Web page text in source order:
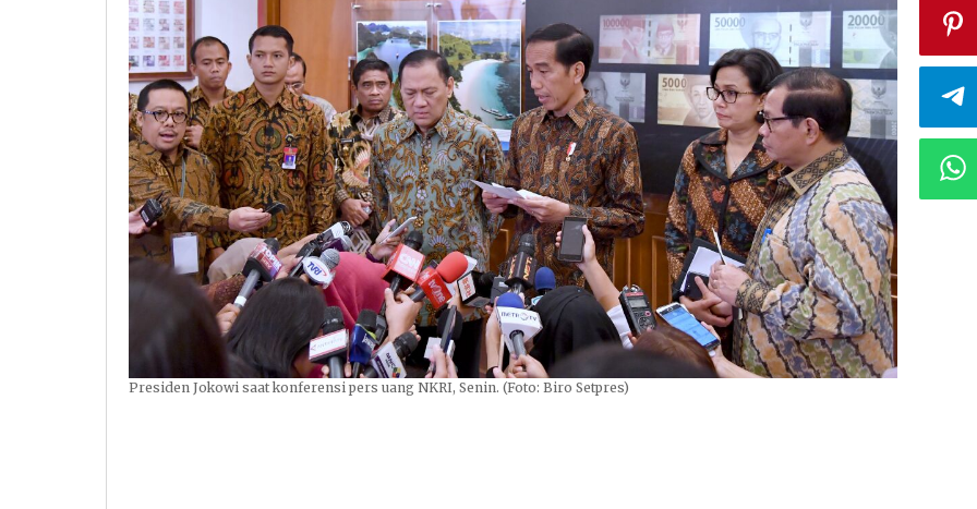
Presiden Jokowi saat konferensi pers uang NKRI, Senin. (Foto: Biro Setpres)